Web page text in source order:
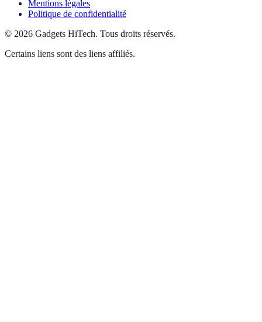
Mentions légales
Politique de confidentialité
© 2026 Gadgets HiTech. Tous droits réservés.
Certains liens sont des liens affiliés.